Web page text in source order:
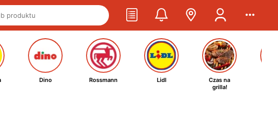
Dino Rossmann Lidl
Czas na
grilla!